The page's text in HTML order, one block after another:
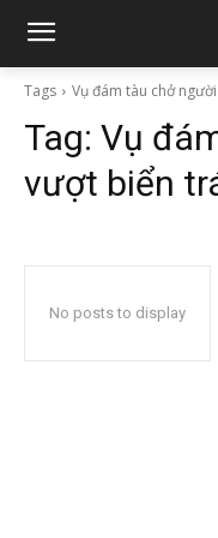
Tags Vụ đám tàu chở
Tag: Vụ
vượt biển
No posts to display